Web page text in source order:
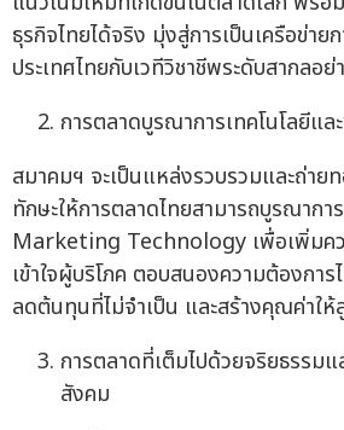
ธุรกิจไทยได้จริง มุ่งสู่การเป็นเครือข่าย
ประเทศไทยกับเวทีวิชาชีพระดับสากลอ
การตลาดบูรณาการเทคโนโลยีแ
สมาคมฯ จะเป็นแหล่งรวบรวมและถ่าย
ทักษะให้การตลาดไทยสามารถบูรณาก
Marketing Technology เพื่อเพิ่มค
เข้าใจผู้บริโภค ตอบสนองความต้องกา
ลดต้นทุนที่ไม่จำเป็น และสร้างคุณค่าให้
การตลาดที่เต็มไปด้วยจริยธรรม
สังคม